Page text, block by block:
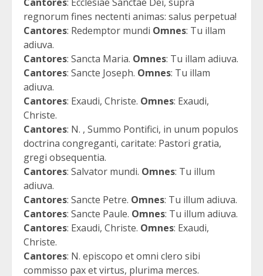
regnorum fines nectenti animas: salus perpetua!
Cantores: Redemptor mundi Omnes: Tu illam
adiuva.
Cantores: Sancta Maria. Omnes: Tu illam adiuva.
Cantores: Sancte Joseph. Omnes: Tu illam
adiuva.
Cantores: Exaudi, Christe. Omnes: Exaudi,
Christe.
Cantores: N. , Summo Pontifici, in unum populos
doctrina congreganti, caritate: Pastori gratia,
gregi obsequentia.
Cantores: Salvator mundi. Omnes: Tu illum
adiuva.
Cantores: Sancte Petre. Omnes: Tu illum adiuva.
Cantores: Sancte Paule. Omnes: Tu illum adiuva.
Cantores: Exaudi, Christe. Omnes: Exaudi,
Christe.
Cantores: N. episcopo et omni clero sibi
commisso pax et virtus, plurima merces.